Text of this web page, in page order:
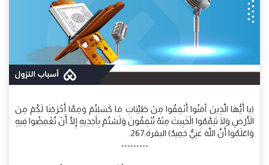
(يا أَيُّهَا الَّذِينَ آَمَنُوا أَنْفِقُوا مِنْ طَيِّبَاتِ مَا كَسَبْتُمْ وَمِمَّا أَخْرَجْنَا لَكُمْ مِنَ
الْأَرْضِ وَلَا تَيَمَّمُوا الْخَبِيثَ مِنْهُ تُنْفِقُونَ وَلَسْتُمْ بِآَخِذِيهِ إِلَّا أَنْ تُغْمِضُوا فِيهِ
وَاعْلَمُوا أَنَّ اللَّهَ غَنِيٌّ حَمِيدٌ) البقرة:267.
---------